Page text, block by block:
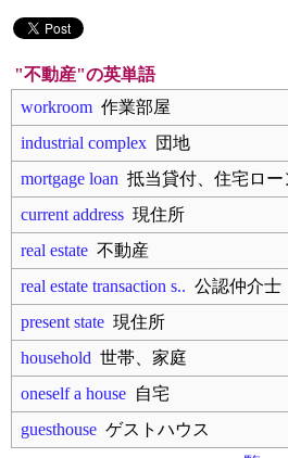
"不動産"の英単語
workroom 作業部屋
industrial complex 団地
mortgage loan 抵当貸付、住宅ロー
current address 現住所
real estate 不動産
real estate transaction s.. 公認仲介士
present state 現住所
household 世帯、家庭
oneself a house 自宅
guesthouse ゲストハウス